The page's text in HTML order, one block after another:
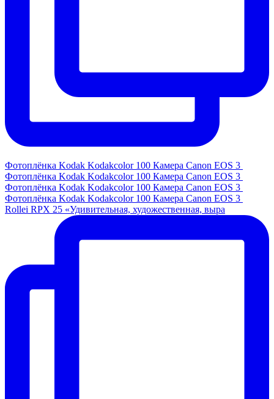
Фотоплёнка Kodak Kodakcolor 100 Камера Canon EOS 3
Фотоплёнка Kodak Kodakcolor 100 Камера Canon EOS 3
Фотоплёнка Kodak Kodakcolor 100 Камера Canon EOS 3
Фотоплёнка Kodak Kodakcolor 100 Камера Canon EOS 3
Rollei RPX 25 «Удивительная, художественная, выра